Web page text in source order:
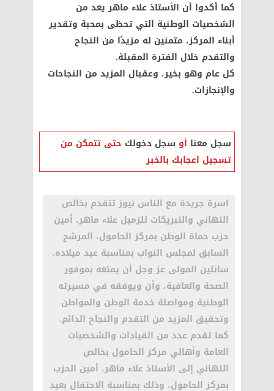
كما أكدوا أن الأستاذ علاء ماهر يعد من
الشخصيات الوطنية التي تحظى بمحبة وتقدير
أبناء المركز، متمنين له مزيدًا من النجاح
والتقدم خلال الفترة المقبلة.
كل عام وهو بخير، وعقبال المزيد من النجاحات
والإنجازات.
سجل معنا أو سجل دخولك حتى تتمكن من
تسجيل اعجابك بالخبر
اسرة جريدة مع الناس نيوز تتقدم بخالص
التهاني والتبريكات للزميل علاء ماهر، أمين
حزب حماة الوطن بمركز الحامول، المرشح
السابق لمجلس النواب بمناسبة عيد ميلاده.
سائلين المولى عز وجل أن يمتعه بموفور
الصحة والعافية، وأن ويوفقه في مسيرته
الوطنية ومواصلة خدمة الوطن والمواطن
وتحقيق المزيد من التقدم والنجاح الدائم.
كما تقدم عدد من القيادات والشخصيات
العامة وأهالي مركز الحامول بخالص
التهاني إلى الأستاذ علاء ماهر، أمين الحزب
بمركز الحامول، وذلك بمناسبة الاحتفال بعيد